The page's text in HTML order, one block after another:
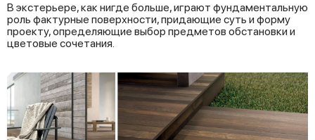
В экстерьере, как нигде больше, играют фундаментальную
роль фактурные поверхности, придающие суть и форму
проекту, определяющие выбор предметов обстановки и
цветовые сочетания.